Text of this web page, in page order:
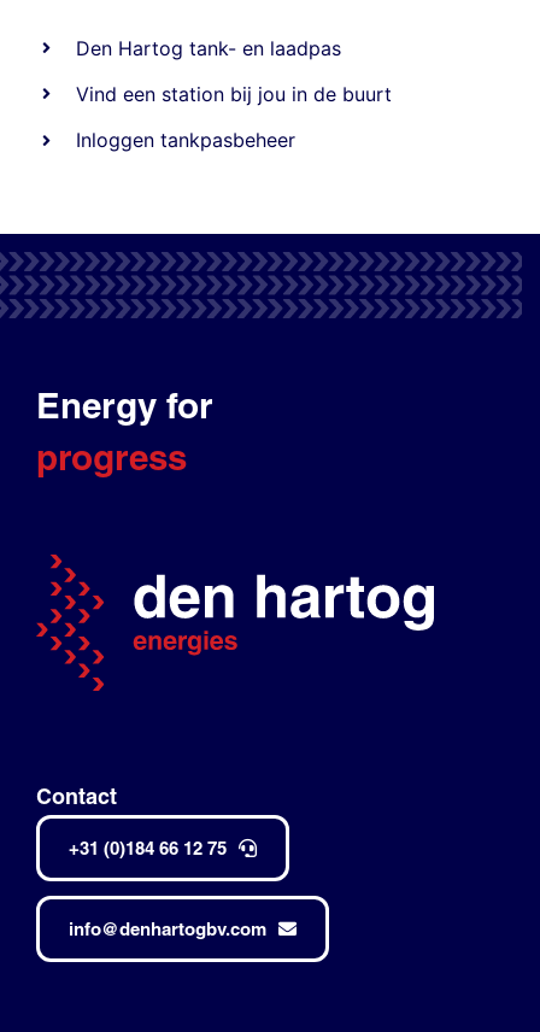
Den Hartog tank- en laadpas
Vind een station bij jou in de buurt
Inloggen tankpasbeheer
Energy for
progress
Contact
+31 (0)184 66 12 75
info@denhartogbv.com